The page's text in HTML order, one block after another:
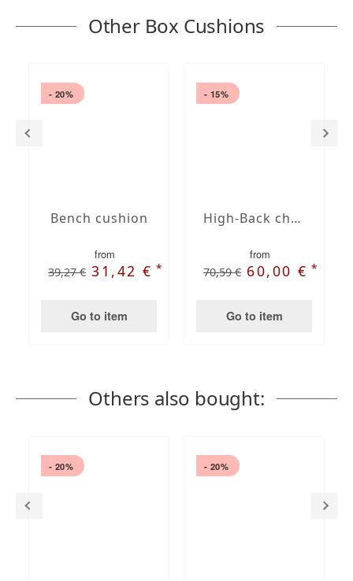
Other Box Cushions
- 20%
Bench cushion
from
39,27 € 31,42 €*
Go to item
- 15%
High-Back chair cushions
from
70,59 € 60,00 €*
Go to item
Others also bought:
- 20% - 20%